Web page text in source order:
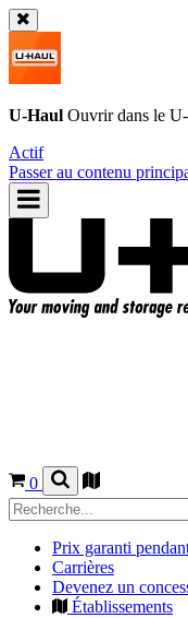
U-Haul Ouvrir dans le
Actif
Passer au contenu
0
Prix garanti
Carrières
Devenez un
Établissements